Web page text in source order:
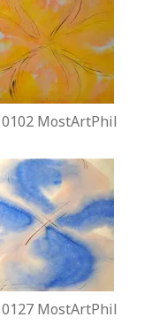
MostArtPhil
MostArtPhil